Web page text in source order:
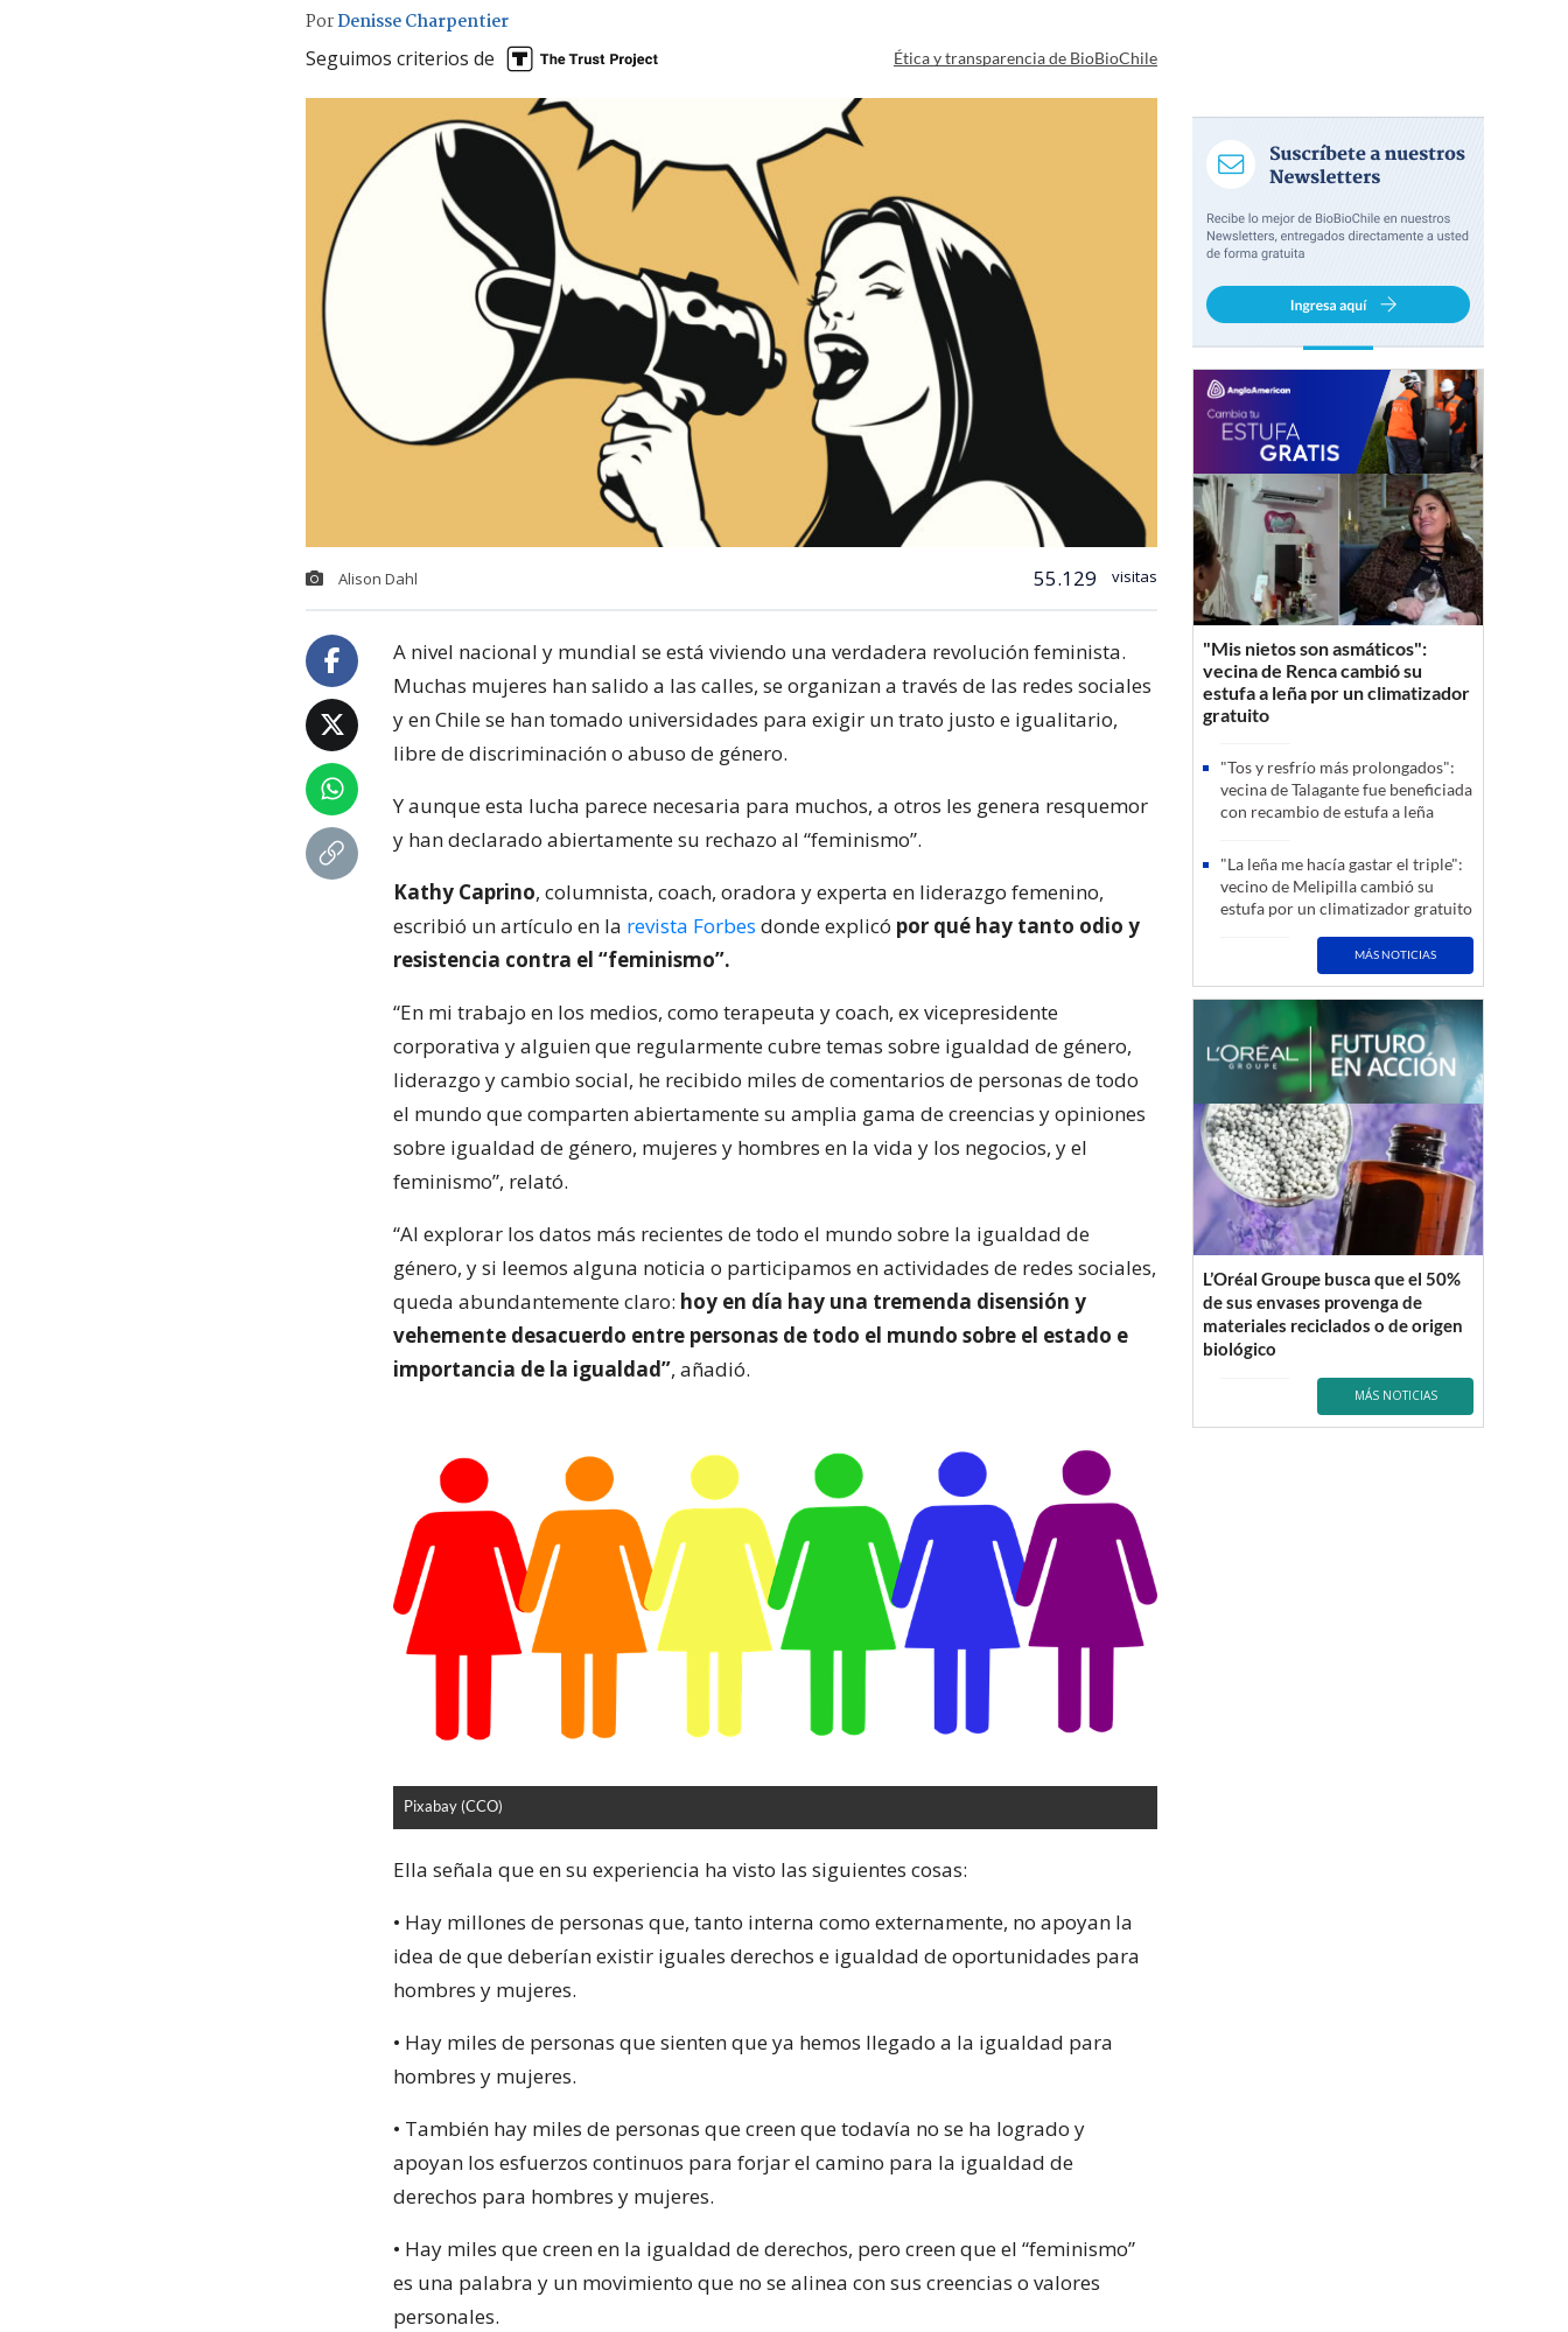
PorDenisse Charpentier
Seguimos criterios de Ética y transparencia de BioBioChile
Alison Dahl 55.129 visitas
A nivel nacional y mundial se está viviendo una verdadera revolución feminista.
Muchas mujeres han salido a las calles, se organizan a través de las redes sociales
y en Chile se han tomado universidades para exigir un trato justo e igualitario,
libre de discriminación o abuso de género.
Y aunque esta lucha parece necesaria para muchos, a otros les genera resquemor
y han declarado abiertamente su rechazo al “feminismo”.
Kathy Caprino, columnista, coach, oradora y experta en liderazgo femenino,
escribió un artículo en la revista Forbes donde explicó por qué hay tanto odio y
resistencia contra el “feminismo”.
“En mi trabajo en los medios, como terapeuta y coach, ex vicepresidente
corporativa y alguien que regularmente cubre temas sobre igualdad de género,
liderazgo y cambio social, he recibido miles de comentarios de personas de todo
el mundo que comparten abiertamente su amplia gama de creencias y opiniones
sobre igualdad de género, mujeres y hombres en la vida y los negocios, y el
feminismo”, relató.
“Al explorar los datos más recientes de todo el mundo sobre la igualdad de
género, y si leemos alguna noticia o participamos en actividades de redes sociales,
queda abundantemente claro: hoy en día hay una tremenda disensión y
vehemente desacuerdo entre personas de todo el mundo sobre el estado e
importancia de la igualdad”, añadió.
Pixabay (CCO)
Ella señala que en su experiencia ha visto las siguientes cosas:
• Hay millones de personas que, tanto interna como externamente, no apoyan la
idea de que deberían existir iguales derechos e igualdad de oportunidades para
hombres y mujeres.
• Hay miles de personas que sienten que ya hemos llegado a la igualdad para
hombres y mujeres.
• También hay miles de personas que creen que todavía no se ha logrado y
apoyan los esfuerzos continuos para forjar el camino para la igualdad de
derechos para hombres y mujeres.
• Hay miles que creen en la igualdad de derechos, pero creen que el “feminismo”
es una palabra y un movimiento que no se alinea con sus creencias o valores
personales.
"Mis nietos son asmáticos":
vecina de Renca cambió su
estufa a leña por un climatizador
gratuito
"Tos y resfrío más prolongados":
vecina de Talagante fue beneficiada
con recambio de estufa a leña
"La leña me hacía gastar el triple":
vecino de Melipilla cambió su
estufa por un climatizador gratuito
MÁS NOTICIAS
L’Oréal Groupe busca que el 50%
de sus envases provenga de
materiales reciclados o de origen
biológico
MÁS NOTICIAS